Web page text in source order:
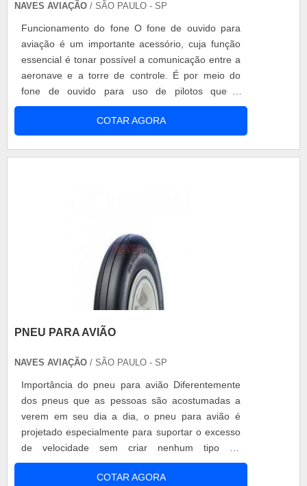
NAVES AVIAÇÃO / SÃO PAULO - SP
Funcionamento do fone O fone de ouvido para
aviação é um importante acessório, cuja função
essencial é tonar possível a comunicação entre a
aeronave e a torre de controle. É por meio do
fone de ouvido para uso de pilotos que a
comunicação interna do avião é feita, em alguns
casos, é possível até ouvir música e receber
ligações. Principais vantagens Uma função muito
COTAR AGORA
PNEU PARA AVIÃO
NAVES AVIAÇÃO / SÃO PAULO - SP
Importância do pneu para avião Diferentemente
dos pneus que as pessoas são acostumadas a
verem em seu dia a dia, o pneu para avião é
projetado especialmente para suportar o excesso
de velocidade sem criar nenhum tipo de
protuberância e amortecer com suavidade os
pousos realizados repetidas vezes durante o dia.
COTAR AGORA